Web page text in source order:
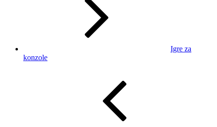
Igre za
konzole